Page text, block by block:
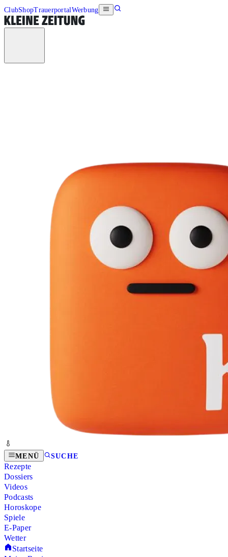
ClubShopTrauerportalWerbung
MENÜ SUCHE
Rezepte
Dossiers
Videos
Podcasts
Horoskope
Spiele
E-Paper
Wetter
Startseite